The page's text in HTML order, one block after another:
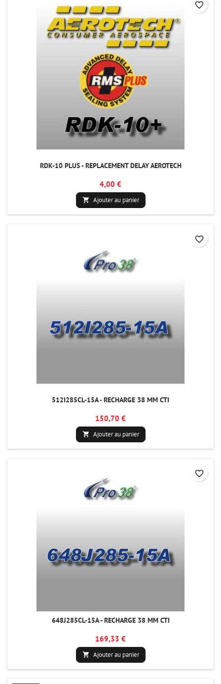
RDK-10 PLUS - REPLACEMENT DELAY AEROTECH
4,00 €
 Ajouter au panier
favorite_border
512I285CL-15A - RECHARGE 38 MM CTI
150,70 €
 Ajouter au panier
favorite_border
648J285CL-15A - RECHARGE 38 MM CTI
169,33 €
 Ajouter au panier
favorite_border